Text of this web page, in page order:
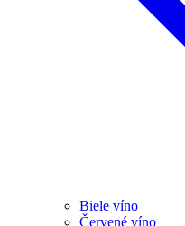
Biele víno
Červené víno